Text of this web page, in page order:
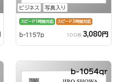
ビジネス 写真入り
スピード1時間対応 スピード3時間対応
b-1157p 100枚 3,080円
b-1054qr